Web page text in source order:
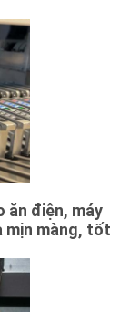
ăn điện, máy
mịn màng, tốt